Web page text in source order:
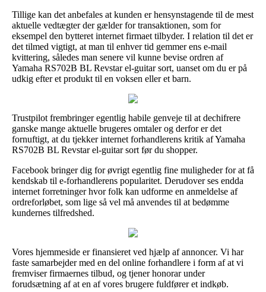
Tillige kan det anbefales at kunden er hensynstagende til de mest
aktuelle vedtægter der gælder for transaktionen, som for
eksempel den bytteret internet firmaet tilbyder. I relation til det er
det tilmed vigtigt, at man til enhver tid gemmer ens e-mail
kvittering, således man senere vil kunne bevise ordren af
Yamaha RS702B BL Revstar el-guitar sort, uanset om du er på
udkig efter et produkt til en voksen eller et barn.
Trustpilot frembringer egentlig habile genveje til at dechifrere
ganske mange aktuelle brugeres omtaler og derfor er det
fornuftigt, at du tjekker internet forhandlerens kritik af Yamaha
RS702B BL Revstar el-guitar sort før du shopper.
Facebook bringer dig for øvrigt egentlig fine muligheder for at få
kendskab til e-forhandlerens popularitet. Derudover ses endda
internet forretninger hvor folk kan udforme en anmeldelse af
ordreforløbet, som lige så vel må anvendes til at bedømme
kundernes tilfredshed.
Vores hjemmeside er finansieret ved hjælp af annoncer. Vi har
faste samarbejder med en del online forhandlere i form af at vi
fremviser firmaernes tilbud, og tjener honorar under
forudsætning af at en af vores brugere fuldfører et indkøb.